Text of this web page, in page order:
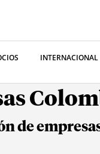
INTERNACIONAL
de